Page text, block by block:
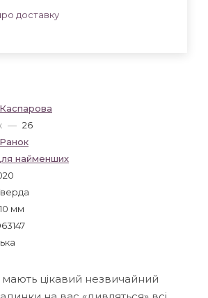
— 26
Ранок
найменших
мм
доставку
мають цікавий незвичайний